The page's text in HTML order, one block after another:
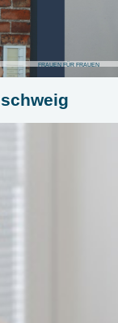
FRAUEN FÜR FRAUEN